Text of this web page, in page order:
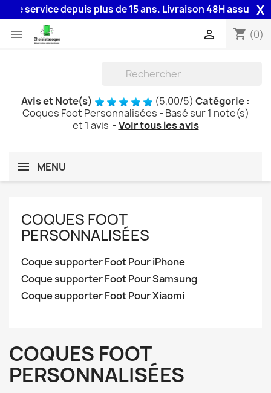
depuis plus de 15 ans. Livraison 48H assurée par laX
 shopping_cart (0)

Avis et Note(s) (5,00/5) Catégorie :
Coques Foot Personnalisées - Basé sur1 note(s)
et 1 avis -Voir tous les avis
MENU
COQUES FOOT
PERSONNALISÉES
Coque supporter Foot Pour iPhone
Coque supporter Foot Pour Samsung
Coque supporter Foot Pour Xiaomi
COQUES FOOT
PERSONNALISÉES